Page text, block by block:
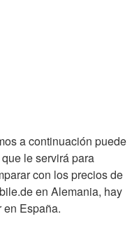
a continuación puede
le servirá para
con los precios de
en Alemania, hay
en España.